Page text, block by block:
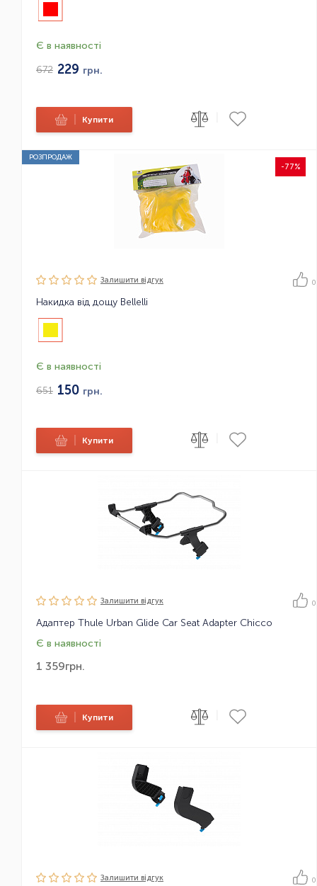
Є в наявності
672 229 грн.
Купити
РОЗПРОДАЖ
-77%
Залишити вiдгук 0
Накидка від дощу Bellelli
Є в наявності
651 150 грн.
Купити
Залишити вiдгук 0
Адаптер Thule Urban Glide Car Seat Adapter Chicco
Є в наявності
1 359грн.
Купити
Залишити вiдгук 0